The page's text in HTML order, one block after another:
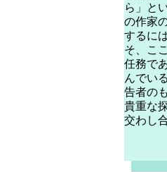
ら」と
の作家
するに
そ、こ
任務で
んでい
告者の
貴重な
交わし